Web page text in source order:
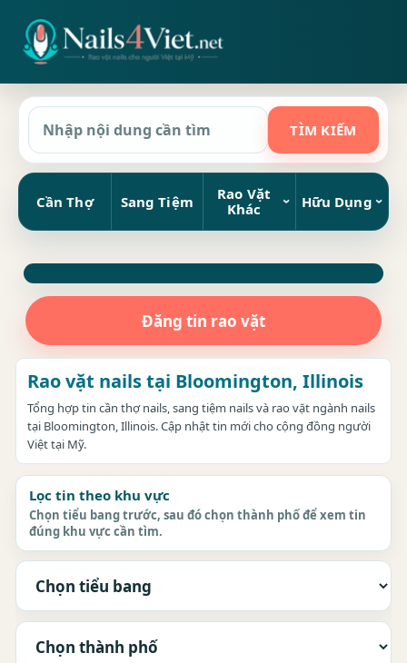
Cần Thợ Sang Tiệm
Rao Vặt
Khác
Hữu Dụng
Đăng tin rao vặt
Rao vặt nails tại Bloomington, Illinois
Tổng hợp tin cần thợ nails, sang tiệm nails và rao vặt ngành nails
tại Bloomington, Illinois. Cập nhật tin mới cho cộng đồng người
Việt tại Mỹ.
Lọc tin theo khu vực
Chọn tiểu bang trước, sau đó chọn thành phố để xem tin
đúng khu vực cần tìm.